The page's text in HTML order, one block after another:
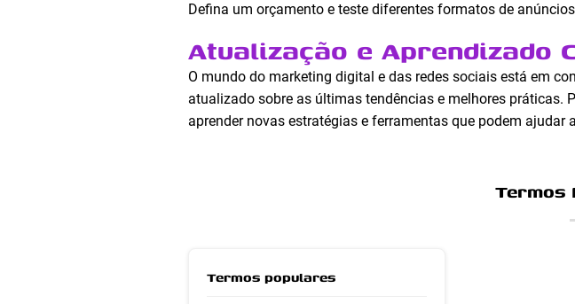
Defina um orçamento e teste diferentes formatos de
Atualização e Aprendizado
O mundo do marketing digital e das redes sociais está em
atualizado sobre as últimas tendências e melhores práticas.
aprender novas estratégias e ferramentas que podem
Termos
Termos populares